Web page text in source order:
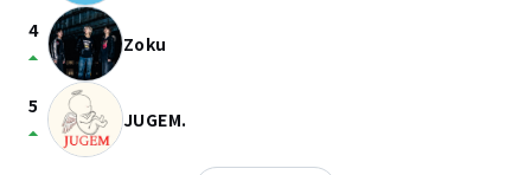
4
arrow_drop_up Zoku
5
arrow_drop_up JUGEM.